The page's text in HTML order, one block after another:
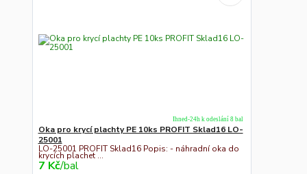
Oka pro krycí plachty PE 10ks PROFIT Sklad16 LO-
25001
LO-25001 PROFIT Sklad16 Popis: - náhradní oka do
krycích plachet ...
7 Kč/bal
Ihned-24h k odeslání 8 bal